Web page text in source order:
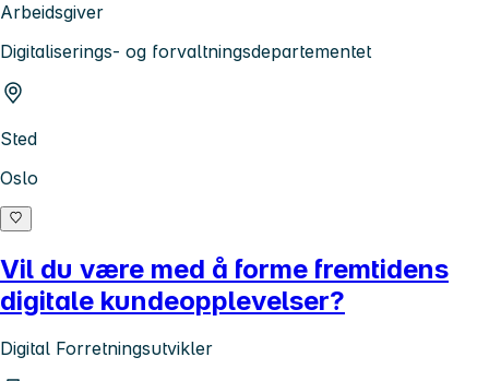
Arbeidsgiver
Digitaliserings- og forvaltningsdepartementet
Sted
Oslo
Vil du være med å forme fremtidens
digitale kundeopplevelser?
Digital Forretningsutvikler